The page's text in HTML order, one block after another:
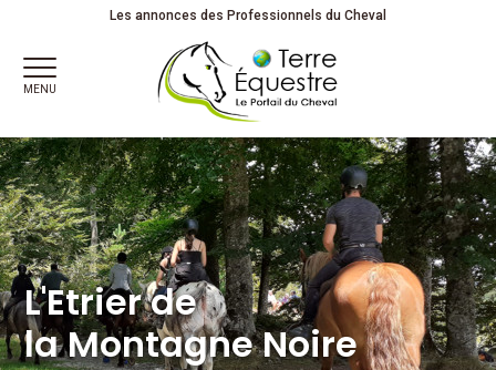
L'Etrier de la Montagne Noire à Les Cammazes dans le Tarn
Les annonces des Professionnels du Cheval
MENU
L'Etrier de
la Montagne Noire